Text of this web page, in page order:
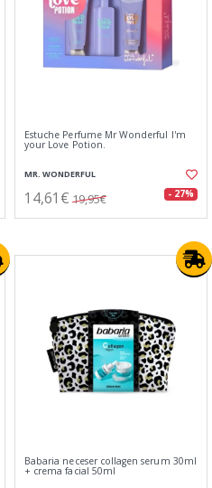
Estuche Perfume Mr Wonderful I'm
your Love Potion.
MR. WONDERFUL
14,61€ 19,95€ - 27%
Babaria neceser collagen serum 30ml
+ crema facial 50ml